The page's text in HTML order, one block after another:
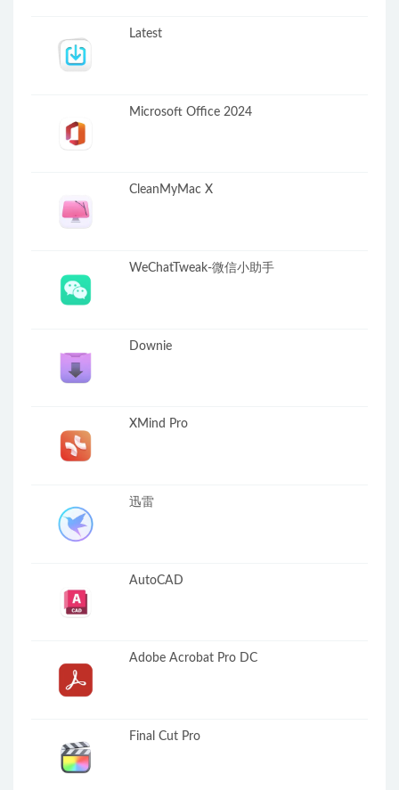
Latest
Microsoft Office 2024
CleanMyMac X
WeChatTweak-微信小助手
Downie
XMind Pro
迅雷
AutoCAD
Adobe Acrobat Pro DC
Final Cut Pro